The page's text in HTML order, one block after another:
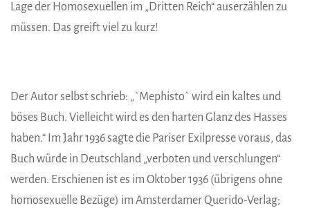
Lage der Homosexuellen im „Dritten Reich“ auserzählen zu
müssen. Das greift viel zu kurz!
Der Autor selbst schrieb: „`Mephisto` wird ein kaltes und
böses Buch. Vielleicht wird es den harten Glanz des Hasses
haben.“ Im Jahr 1936 sagte die Pariser Exilpresse voraus, das
Buch würde in Deutschland „verboten und verschlungen“
werden. Erschienen ist es im Oktober 1936 (übrigens ohne
homosexuelle Bezüge) im Amsterdamer Querido-Verlag;